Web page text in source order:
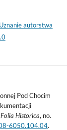
autorstwa
Pod Chocim
Historica, no.
6050.104.04.